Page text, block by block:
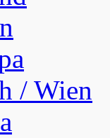
/ Wien